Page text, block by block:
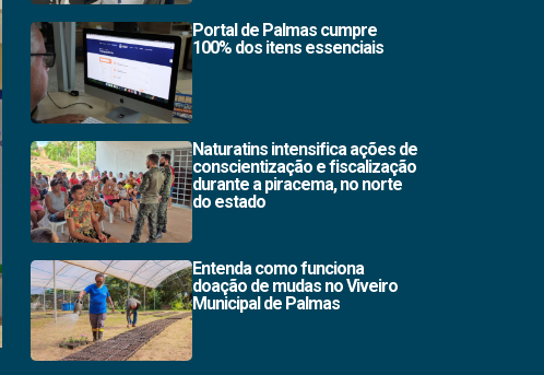
Portal de Palmas cumpre
100% dos itens essenciais
Naturatins intensifica ações de
conscientização e fiscalização
durante a piracema, no norte
do estado
Entenda como funciona
doação de mudas no Viveiro
Municipal de Palmas